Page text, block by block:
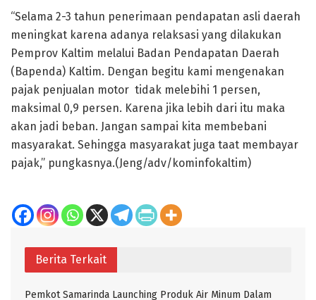
“Selama 2-3 tahun penerimaan pendapatan asli daerah
meningkat karena adanya relaksasi yang dilakukan
Pemprov Kaltim melalui Badan Pendapatan Daerah
(Bapenda) Kaltim. Dengan begitu kami mengenakan
pajak penjualan motor tidak melebihi 1 persen,
maksimal 0,9 persen. Karena jika lebih dari itu maka
akan jadi beban. Jangan sampai kita membebani
masyarakat. Sehingga masyarakat juga taat membayar
pajak,” pungkasnya.(Jeng/adv/kominfokaltim)
Berita Terkait
Pemkot Samarinda Launching Produk Air Minum Dalam